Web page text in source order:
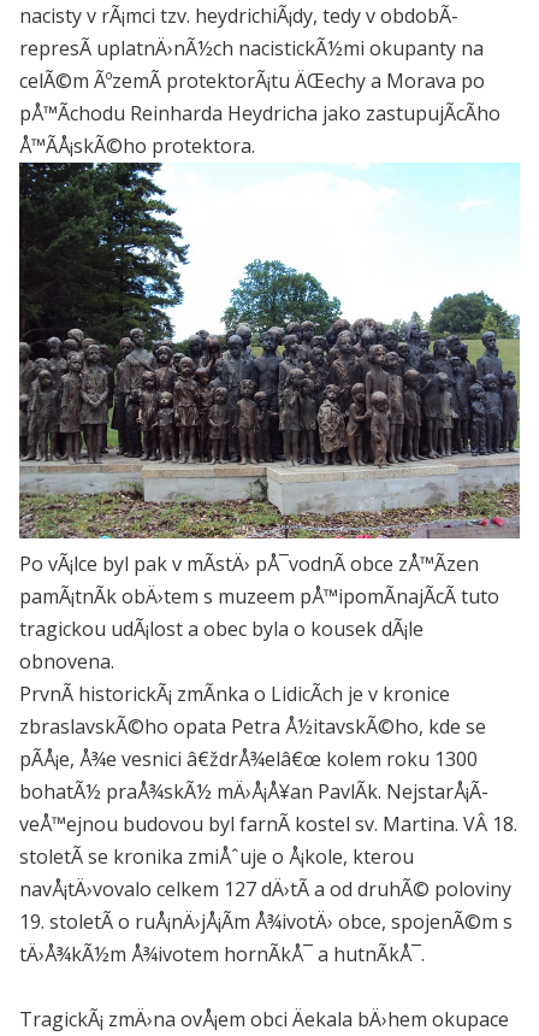
nacisty v rÃ¡mci tzv. heydrichiÃ¡dy, tedy v obdobÃ­
represÃ­ uplatnÄ›nÃ½ch nacistickÃ½mi okupanty na
celÃ©m ÃºzemÃ­ protektorÃ¡tu ÄŒechy a Morava po
pÅ™Ã­chodu Reinharda Heydricha jako zastupujÃ­cÃ­ho
Å™Ã­Å¡skÃ©ho protektora.
Po vÃ¡lce byl pak v mÃ­stÄ› pÅ¯vodnÃ­ obce zÅ™Ã­zen
pamÃ¡tnÃ­k obÄ›tem s muzeem pÅ™ipomÃ­najÃ­cÃ­ tuto
tragickou udÃ¡lost a obec byla o kousek dÃ¡le
obnovena.
PrvnÃ­ historickÃ¡ zmÃ­nka o LidicÃ­ch je v kronice
zbraslavskÃ©ho opata Petra Å½itavskÃ©ho, kde se
pÃ­Å¡e, Å¾e vesnici â€ždrÅ¾elâ€œ kolem roku 1300
bohatÃ½ praÅ¾skÃ½ mÄ›Å¡Å¥an PavlÃ­k. NejstarÅ¡Ã­
veÅ™ejnou budovou byl farnÃ­ kostel sv. Martina. VÂ 18.
stoletÃ­ se kronika zmiÅˆuje o Å¡kole, kterou
navÅ¡tÄ›vovalo celkem 127 dÄ›tÃ­ a od druhÃ© poloviny
19. stoletÃ­ o ruÅ¡nÄ›jÅ¡Ã­m Å¾ivotÄ› obce, spojenÃ©m s
tÄ›Å¾kÃ½m Å¾ivotem hornÃ­kÅ¯ a hutnÃ­kÅ¯.
TragickÃ¡ zmÄ›na ovÅ¡em obci Äekala bÄ›hem okupace